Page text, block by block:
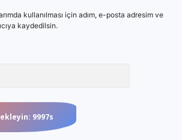
kullanılması için adım, e-posta adresim ve
kaydedilsin.